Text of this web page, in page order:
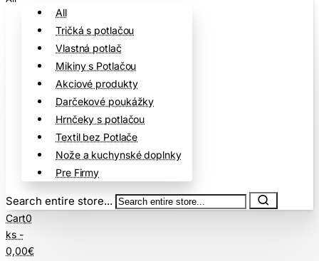
All
Tričká s potlačou
Vlastná potlač
Mikiny s Potlačou
Akciové produkty
Darčekové poukážky
Hrnčeky s potlačou
Textil bez Potlače
Nože a kuchynské doplnky
Pre Firmy
Search entire store...
Cart0
ks -
0,00€